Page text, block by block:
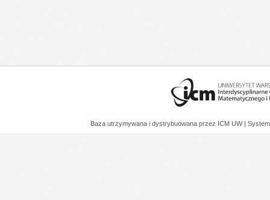
Baza utrzymywana i dystrybuowana przez ICM UW |